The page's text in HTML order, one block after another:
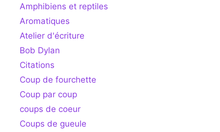
Amphibiens et reptiles
Aromatiques
Atelier d'écriture
Bob Dylan
Citations
Coup de fourchette
Coup par coup
coups de coeur
Coups de gueule